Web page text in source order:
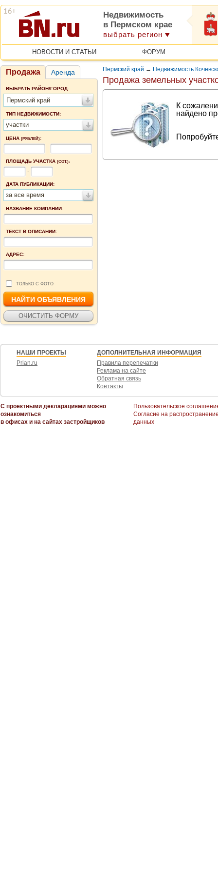
Недвижимость
в Пермском крае
выбрать регион
НОВОСТИ И СТАТЬИ ФОРУМ
Продажа Аренда
ВЫБРАТЬ РАЙОН/ГОРОД:
Пермский край
ТИП НЕДВИЖИМОСТИ:
участки
ЦЕНА (РУБЛЕЙ):
-
ПЛОЩАДЬ УЧАСТКА (СОТ.):
-
ДАТА ПУБЛИКАЦИИ:
за все время
НАЗВАНИЕ КОМПАНИИ:
ТЕКСТ В ОПИСАНИИ:
АДРЕС:
ТОЛЬКО С ФОТО
Пермский край → Недвижимость
Продажа земельных
К
найдено
НАШИ ПРОЕКТЫ
Prian.ru
ДОПОЛНИТЕЛЬНАЯ ИНФОРМАЦИЯ
Правила перепечатки
Реклама на сайте
Обратная связь
Контакты
С проектными декларациями можно
ознакомиться
в офисах и на сайтах застройщиков
Пользовательское
Согласие на
данных